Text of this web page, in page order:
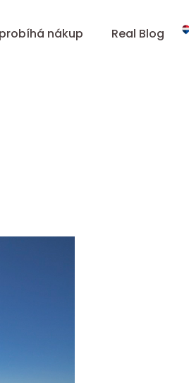
nákup Real Blog